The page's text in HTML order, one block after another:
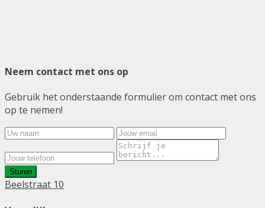
Neem contact met ons op
Gebruik het onderstaande formulier om contact met ons
op te nemen!
Sturen
Beelstraat 10